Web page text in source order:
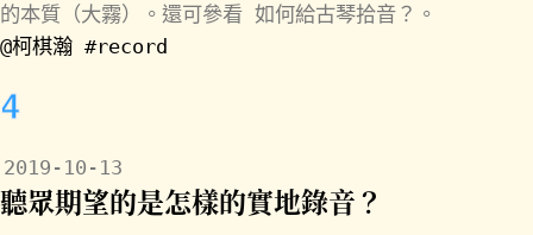
的本質（大霧）。還可參看 如何給古琴拾音？ 。
@柯棋瀚 #record
4
2019-10-13
聽眾期望的是怎樣的實地錄音？